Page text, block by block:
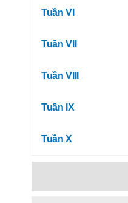
Tuần VI
Tuần VII
Tuần VIII
Tuần IX
Tuần X